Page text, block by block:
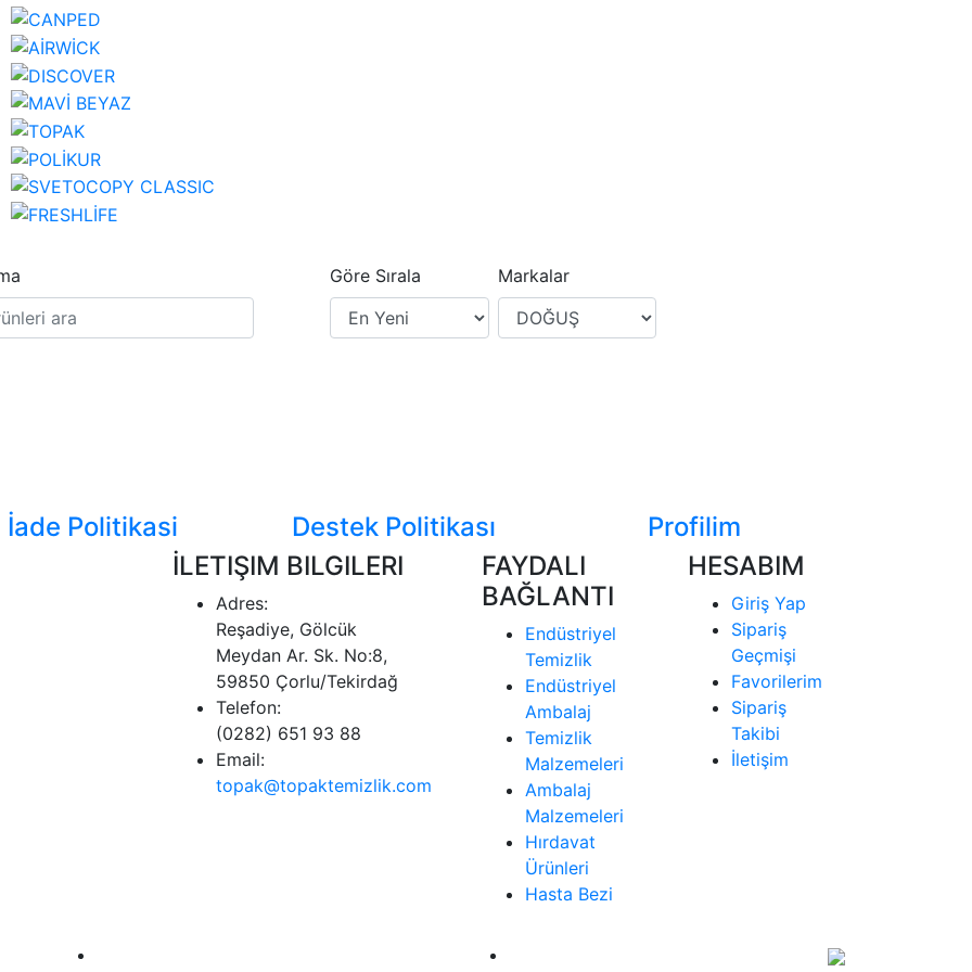
Göre Sırala Markalar
İade Politikasi Destek Politikası
Profilim
İLETIŞIM BILGILERI
Adres:
Reşadiye, Gölcük
Meydan Ar. Sk. No:8,
59850 Çorlu/Tekirdağ
Telefon:
(0282) 651 93 88
Email:
topak@topaktemizlik.com
FAYDALI
BAĞLANTI
Endüstriyel
Temizlik
Endüstriyel
Ambalaj
Temizlik
Malzemeleri
Ambalaj
Malzemeleri
Hırdavat
Ürünleri
Hasta Bezi
HESABIM
Giriş Yap
Sipariş
Geçmişi
Favorilerim
Sipariş
Takibi
İletişim